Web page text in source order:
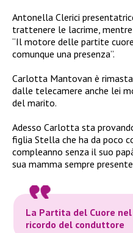
Antonella Clerici
trattenere le lacrime, mentre
“Il motore delle partite
comunque una presenza”.
Carlotta Mantovan è
dalle telecamere anche lei
del marito.
Adesso Carlotta sta
figlia Stella che ha da poco
compleanno senza il suo
sua mamma sempre
La Partita del Cuore
ricordo del conduttore